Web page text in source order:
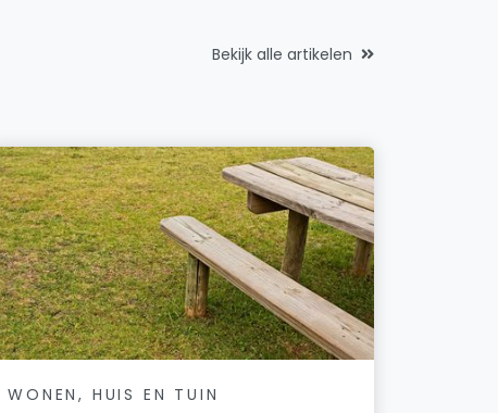
Bekijk alle artikelen
WONEN, HUIS EN TUIN